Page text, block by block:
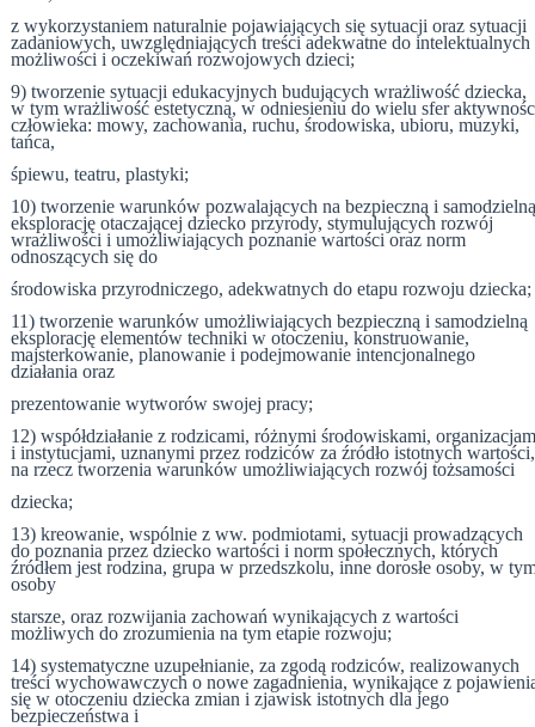
z wykorzystaniem naturalnie pojawiających się sytuacji oraz sytuacji
zadaniowych, uwzględniających treści adekwatne do intelektualnych
możliwości i oczekiwań rozwojowych dzieci;
9) tworzenie sytuacji edukacyjnych budujących wrażliwość dziecka,
w tym wrażliwość estetyczną, w odniesieniu do wielu sfer
człowieka: mowy, zachowania, ruchu, środowiska, ubioru, muzyki,
tańca,
śpiewu, teatru, plastyki;
10) tworzenie warunków pozwalających na bezpieczną i
eksplorację otaczającej dziecko przyrody, stymulujących rozwój
wrażliwości i umożliwiających poznanie wartości oraz norm
odnoszących się do
środowiska przyrodniczego, adekwatnych do etapu rozwoju dziecka;
11) tworzenie warunków umożliwiających bezpieczną i samodzielną
eksplorację elementów techniki w otoczeniu, konstruowanie,
majsterkowanie, planowanie i podejmowanie intencjonalnego
działania oraz
prezentowanie wytworów swojej pracy;
12) współdziałanie z rodzicami, różnymi środowiskami,
i instytucjami, uznanymi przez rodziców za źródło istotnych wartości,
na rzecz tworzenia warunków umożliwiających rozwój tożsamości
dziecka;
13) kreowanie, wspólnie z ww. podmiotami, sytuacji prowadzących
do poznania przez dziecko wartości i norm społecznych, których
źródłem jest rodzina, grupa w przedszkolu, inne dorosłe osoby, w
osoby
starsze, oraz rozwijania zachowań wynikających z wartości
możliwych do zrozumienia na tym etapie rozwoju;
14) systematyczne uzupełnianie, za zgodą rodziców, realizowanych
treści wychowawczych o nowe zagadnienia, wynikające z
się w otoczeniu dziecka zmian i zjawisk istotnych dla jego
bezpieczeństwa i